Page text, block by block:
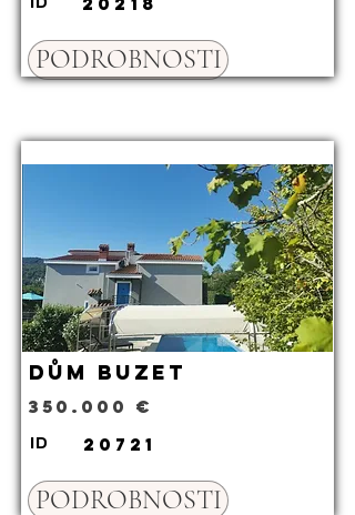
PODROBNOSTI
Dům Buzet
350.000 €
ID 20721
PODROBNOSTI